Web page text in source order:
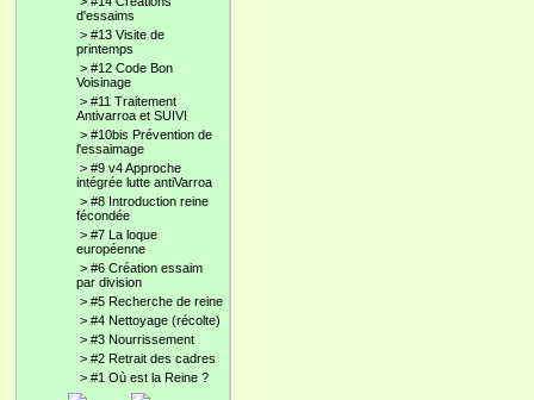
d'essaims
> #13 Visite de
printemps
> #12 Code Bon
Voisinage
> #11 Traitement
Antivarroa et SUIVI
> #10bis Prévention de
l'essaimage
> #9 v4 Approche
intégrée lutte antiVarroa
> #8 Introduction reine
fécondée
> #7 La loque
européenne
> #6 Création essaim
par division
> #5 Recherche de reine
> #4 Nettoyage (récolte)
> #3 Nourrissement
> #2 Retrait des cadres
> #1 Où est la Reine ?